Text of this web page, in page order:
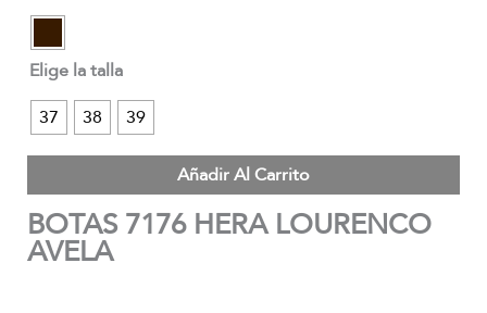
Elige la talla
37
38 39
Añadir Al Carrito
BOTAS 7176 HERA LOURENCO
AVELA